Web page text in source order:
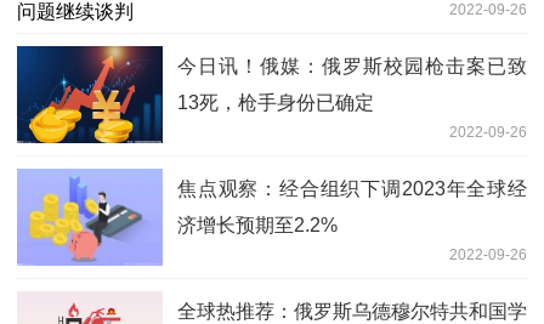
2022-09-26
今日讯！俄媒：俄罗斯校园枪击案已致
13死，枪手身份已确定
2022-09-26
焦点观察：经合组织下调2023年全球经
济增长预期至2.2%
2022-09-26
全球热推荐：俄罗斯乌德穆尔特共和国学